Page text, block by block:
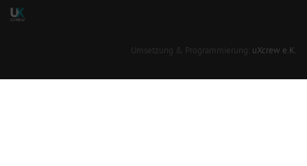
Umsetzung & Programmierung: uXcrew e.K.